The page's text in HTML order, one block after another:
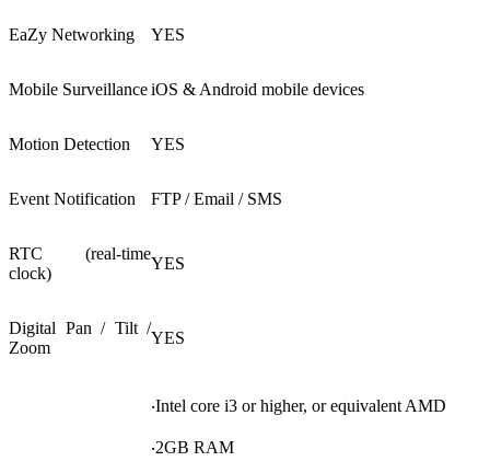
EaZy Networking YES
Mobile SurveillanceiOS & Android mobile devices
Motion Detection YES
Event Notification FTP / Email / SMS
RTC (real-time
clock)
YES
Digital Pan / Tilt /
Zoom
YES
‧Intel core i3 or higher, or equivalent AMD
‧2GB RAM